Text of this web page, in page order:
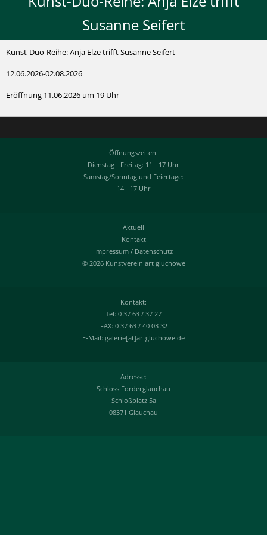
Susanne Seifert
Kunst-Duo-Reihe: Anja Elze trifft Susanne Seifert
12.06.2026-02.08.2026
Eröffnung 11.06.2026 um 19 Uhr
Öffnungszeiten:
Dienstag - Freitag: 11 - 17 Uhr
Samstag/Sonntag und Feiertage:
14 - 17 Uhr
Aktuell
Kontakt
Impressum / Datenschutz
© 2026 Kunstverein art gluchowe
Kontakt:
Tel: 0 37 63 / 37 27
FAX: 0 37 63 / 40 03 32
E-Mail: galerie[at]artgluchowe.de
Adresse:
Schloss Forderglauchau
Schloßplatz 5a
08371 Glauchau